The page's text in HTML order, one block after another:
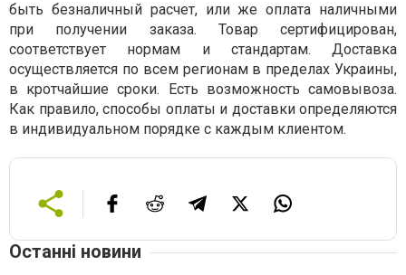
быть безналичный расчет, или же оплата наличными
при получении заказа. Товар сертифицирован,
соответствует нормам и стандартам. Доставка
осуществляется по всем регионам в пределах Украины,
в кротчайшие сроки. Есть возможность самовывоза.
Как правило, способы оплаты и доставки определяются
в индивидуальном порядке с каждым клиентом.
Останні новини